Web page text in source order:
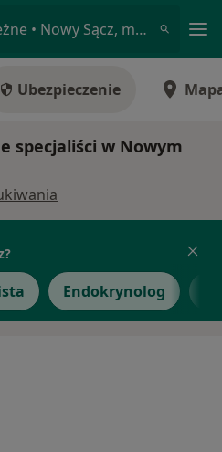
Choroby Dietozależne • Nowy Sącz, małopolskie
Ubezpieczenie
specjaliści w Nowym
Endokrynolog